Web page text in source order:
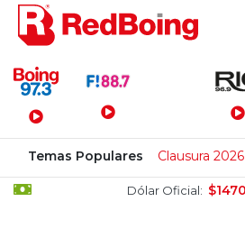
Menú Principal
Temas Populares Clausura 2026
Dólar Oficial: $1470 / $1520